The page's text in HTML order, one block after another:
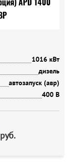
1016 кВт
дизель
автозапуск (авр)
400 В
руб.